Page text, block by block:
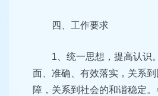
四、工作要求
1、统一思想，提高认识
面、准确、有效落实，关系
障，关系到社会的和谐稳定